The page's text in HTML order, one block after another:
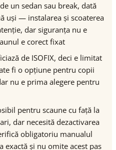
un sedan sau break, dată
uși — instalarea și scoaterea
dar siguranța nu e
e corect fixat
de ISOFIX, deci e limitat
fi o opțiune pentru copii
nu e prima alegere pentru
pentru scaune cu față la
dar necesită dezactivarea
obligatoriu manualul
exactă și nu omite acest pas